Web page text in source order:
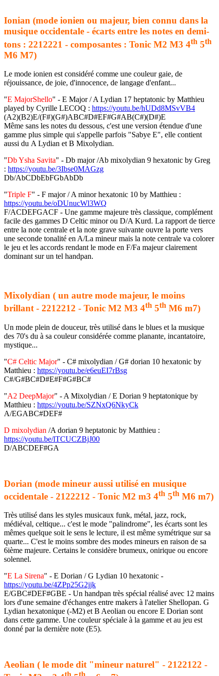
Ionian (mode ionien ou majeur, bien connu dans la
musique occidentale - écarts entre les notes en demi-
tons : 2212221 - composantes : Tonic M2 M3 4th 5th
M6 M7)
Le mode ionien est considéré comme une couleur gaie, de
réjouissance, de joie, d'innocence, de langage d'enfant...
"E MajorShello" - E Major / A Lydian 17 heptatonic by Matthieu
played by Cyrille LECOQ : https://youtu.be/hUDd8MSvVB4
(A2)(B2)E/(F#)(G#)ABC#D#EF#G#AB(C#)(D#)E
Même sans les notes du dessous, c'est une version étendue d'une
gamme plus simple qui s'appelle parfois "Sabye E", elle contient
aussi du A Lydian et B Mixolydian.
"Db Ysha Savita" - Db major /Ab mixolydian 9 hexatonic by Greg
: https://youtu.be/3Ibse0MAGzg
Db/AbCDbEbFGbAbDb
"Triple F" - F major / A minor hexatonic 10 by Matthieu :
https://youtu.be/oDUnucWl3WQ
F/ACDEFGACF - Une gamme majeure très classique, complément
facile des gammes D Celtic minor ou D/A Kurd. La rapport de tierce
entre la note centrale et la note grave suivante ouvre la porte vers
une seconde tonalité en A/La mineur mais la note centrale va colorer
le jeu et les accords rendant le mode en F/Fa majeur clairement
dominant sur un tel handpan.
Mixolydian ( un autre mode majeur, le moins
brillant - 2212212 - Tonic M2 M3 4th 5th M6 m7)
Un mode plein de douceur, très utilisé dans le blues et la musique
des 70's du à sa couleur considérée comme planante, incantatoire,
mystique...
"C# Celtic Major" - C# mixolydian / G# dorian 10 hexatonic by
Matthieu : https://youtu.be/e6euEI7rBsg
C#/G#BC#D#E#F#G#BC#
"A2 DeepMajor" - A Mixolydian / E Dorian 9 heptatonique by
Matthieu : https://youtu.be/SZNxQ6NkyCk
A/EGABC#DEF#
D mixolydian /A dorian 9 heptatonic by Matthieu :
https://youtu.be/lTCUCZBjJ00
D/ABCDEF#GA
Dorian (mode mineur aussi utilisé en musique
occidentale - 2122212 - Tonic M2 m3 4th 5th M6 m7)
Très utilisé dans les styles musicaux funk, métal, jazz, rock,
médiéval, celtique... c'est le mode "palindrome", les écarts sont les
mêmes quelque soit le sens le lecture, il est même symétrique sur sa
quarte... C'est le moins sombre des modes mineurs en raison de sa
6ième majeure. Certains le considère brumeux, onirique ou encore
solennel.
"E La Sirena" - E Dorian / G Lydian 10 hexatonic -
https://youtu.be/4ZPp25G2jjk
E/GBC#DEF#GBE - Un handpan très spécial réalisé avec 12 mains
lors d'une semaine d'échanges entre makers à l'atelier Shellopan. G
Lydian hexatonique (-M2) et B Aeolian ou encore E Dorian sont
dans cette gamme. Une couleur spéciale à la gamme et au jeu est
donné par la dernière note (E5).
Aeolian ( le mode dit "mineur naturel" - 2122122 -